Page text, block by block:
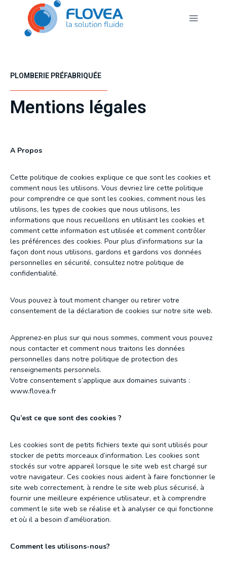
PLOMBERIE PRÉFABRIQUÉE
Mentions légales
A Propos
Cette politique de cookies explique ce que sont les cookies et
comment nous les utilisons. Vous devriez lire cette politique
pour comprendre ce que sont les cookies, comment nous les
utilisons, les types de cookies que nous utilisons, les
informations que nous recueillons en utilisant les cookies et
comment cette information est utilisée et comment contrôler
les préférences des cookies. Pour plus d’informations sur la
façon dont nous utilisons, gardons et gardons vos données
personnelles en sécurité, consultez notre politique de
confidentialité.
Vous pouvez à tout moment changer ou retirer votre
consentement de la déclaration de cookies sur notre site web.
Apprenez-en plus sur qui nous sommes, comment vous pouvez
nous contacter et comment nous traitons les données
personnelles dans notre politique de protection des
renseignements personnels.
Votre consentement s’applique aux domaines suivants :
www.flovea.fr
Qu’est ce que sont des cookies ?
Les cookies sont de petits fichiers texte qui sont utilisés pour
stocker de petits morceaux d’information. Les cookies sont
stockés sur votre appareil lorsque le site web est chargé sur
votre navigateur. Ces cookies nous aident à faire fonctionner le
site web correctement, à rendre le site web plus sécurisé, à
fournir une meilleure expérience utilisateur, et à comprendre
comment le site web se réalise et à analyser ce qui fonctionne
et où il a besoin d’amélioration.
Comment les utilisons-nous?